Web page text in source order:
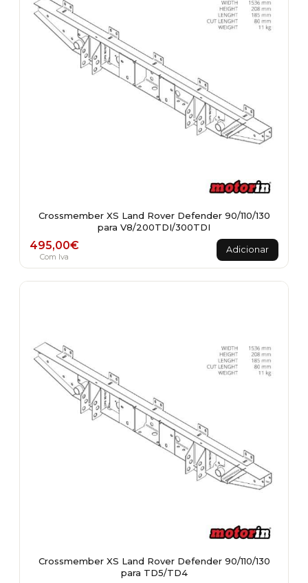
Crossmember XS Land Rover Defender 90/110/130
para V8/200TDI/300TDI
495,00€
Com Iva
Adicionar
Crossmember XS Land Rover Defender 90/110/130
para TD5/TD4